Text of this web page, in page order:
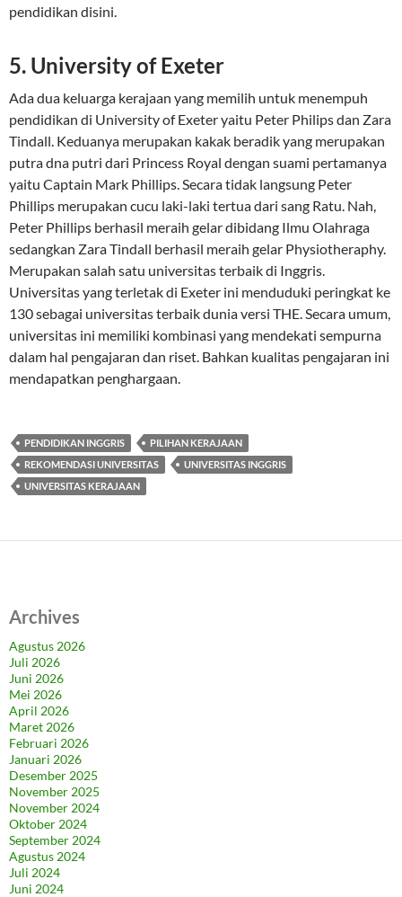
pendidikan disini.
5. University of Exeter
Ada dua keluarga kerajaan yang memilih untuk menempuh
pendidikan di University of Exeter yaitu Peter Philips dan Zara
Tindall. Keduanya merupakan kakak beradik yang merupakan
putra dna putri dari Princess Royal dengan suami pertamanya
yaitu Captain Mark Phillips. Secara tidak langsung Peter
Phillips merupakan cucu laki-laki tertua dari sang Ratu. Nah,
Peter Phillips berhasil meraih gelar dibidang Ilmu Olahraga
sedangkan Zara Tindall berhasil meraih gelar Physiotheraphy.
Merupakan salah satu universitas terbaik di Inggris.
Universitas yang terletak di Exeter ini menduduki peringkat ke
130 sebagai universitas terbaik dunia versi THE. Secara umum,
universitas ini memiliki kombinasi yang mendekati sempurna
dalam hal pengajaran dan riset. Bahkan kualitas pengajaran ini
mendapatkan penghargaan.
PENDIDIKAN INGGRIS
PILIHAN KERAJAAN
REKOMENDASI UNIVERSITAS
UNIVERSITAS INGGRIS
UNIVERSITAS KERAJAAN
Archives
Agustus 2026
Juli 2026
Juni 2026
Mei 2026
April 2026
Maret 2026
Februari 2026
Januari 2026
Desember 2025
November 2025
November 2024
Oktober 2024
September 2024
Agustus 2024
Juli 2024
Juni 2024